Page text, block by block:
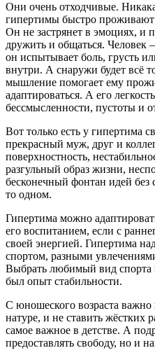
Они очень отходчивые.
гипертимы быстро проживают
Он не застрянет в эмоциях, и
дружить и общаться. Человек
он испытывает боль, грусть
внутри. А снаружи будет всё
мышление помогает ему
адаптироваться. А его
бессмысленности, пустоты и
Вот только есть у гипертима
прекрасный муж, друг и
поверхностность,
разгульный образ жизни,
бесконечный фонтан идей без
то одном.
Гипертима можно
его воспитанием, если с
своей энергией. Гипертима
спортом, разными
Выбрать любимый вид спорта
был опыт стабильности.
С юношеского возраста важно
натуре, и не ставить жёстких
самое важное в детстве. А
предоставлять свободу, но и